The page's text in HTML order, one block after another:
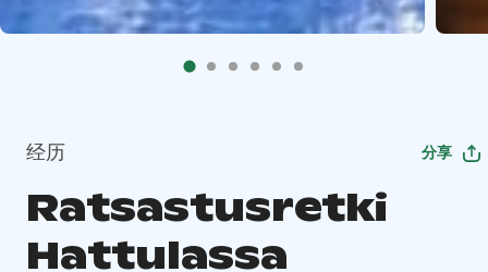
经历 分享
Ratsastusretki
Hattulassa